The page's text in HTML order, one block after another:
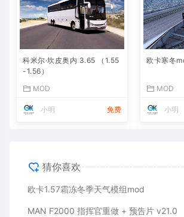
科米尔·坎皮奥内 3.65 （1.55
-1.56）
MOD
小明 免费
欧卡寒冬
MOD
小明
猜你喜欢
欧卡1.57霜冻冬季天气模组mod
MAN F2000 指挥官重做 + 预告片 v21.0